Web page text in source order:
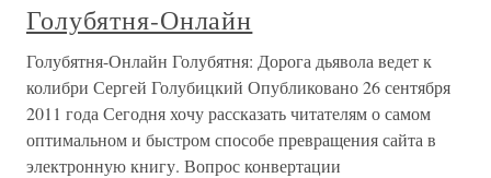
Голубятня-Онлайн
Голубятня-Онлайн Голубятня: Дорога дьявола ведет к
колибри Сергей Голубицкий Опубликовано 26 сентября
2011 года Сегодня хочу рассказать читателям о самом
оптимальном и быстром способе превращения сайта в
электронную книгу. Вопрос конвертации